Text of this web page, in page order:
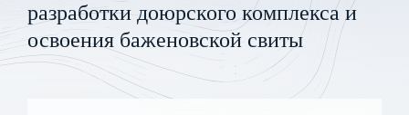
разработки доюрского комплекса и
освоения баженовской свиты